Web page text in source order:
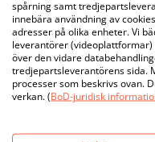
spårning samt
innebära användning av
adresser på olika enheter. Vi
leverantörer
över den vidare
tredjepartsleverantörens sida.
processer som beskrivs ovan.
verkan. (BoD-juridisk